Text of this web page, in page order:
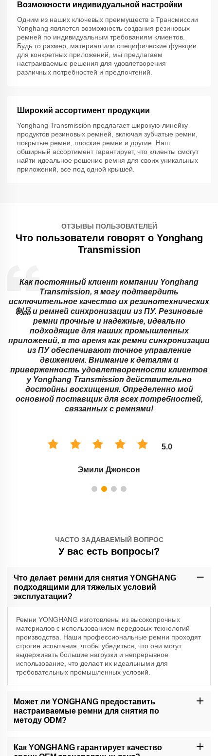
Возможности индивидуальной настройки
Одним из наших ключевых преимуществ в Трансмиссии
Yonghang является возможность создания резиновых
ремней по индивидуальным требованиям клиентов.
Будь то размер, материал или специфические функции
для конкретных приложений, мы предлагаем
настраиваемые решения для удовлетворения
различных потребностей и предпочтений.
Широкий ассортимент продукции
Yonghang Transmission предлагает широкую линейку
продуктов резиновых ремней, включая зубчатые ремни,
покрытые ремни, плоские ремни и другие. Наш
обширный ассортимент гарантирует, что клиенты смогут
найти идеальное решение ремня для своих уникальных
приложений, все под одной крышей.
ОТЗЫВЫ ПОЛЬЗОВАТЕЛЕЙ
Что пользователи говорят о Yonghang
Transmission
Как постоянный клиент компании Yonghang
Transmission, я могу подтвердить
исключительное качество их резинотехнических
制品 и ремней синхронизации из ПУ. Резиновые
ремни прочные и надежные, идеально
подходящие для наших промышленных
приложений, в то время как ремни синхронизации
из ПУ обеспечивают точное управление
движением. Внимание к деталям и
приверженность удовлетворенности клиентов
у Yonghang Transmission действительно
достойны восхищения. Определенно мой
основной поставщик для всех потребностей,
связанных с ремнями!
5.0
Эмили Джонсон
ЧАСТО ЗАДАВАЕМЫЙ ВОПРОС
У вас есть вопросы?
Что делает ремни для снятия YONGHANG
подходящими для тяжелых условий
эксплуатации?
Ремни YONGHANG изготовлены из высокопрочных
материалов с использованием передовых технологий
производства. Наши профессиональные ремни проходят
строгие испытания, чтобы убедиться, что они могут
выдерживать большие нагрузки и непрерывное
использование, что делает их идеальными для
требовательных промышленных условий.
Может ли YONGHANG предоставить
настраиваемые ремни для снятия по
методу ODM?
транспортные ремни, соответствующие вашим конкретным
требованиям. Наша команда экспертов будет работать с вами
Как YONGHANG гарантирует качество